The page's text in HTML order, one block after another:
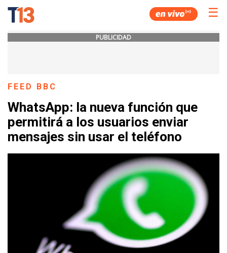
☰
PUBLICIDAD
FEED BBC
WhatsApp: la nueva función que
permitirá a los usuarios enviar
mensajes sin usar el teléfono